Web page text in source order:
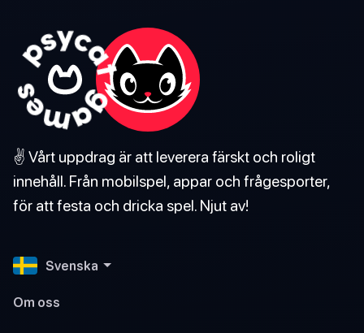
✌️ Vårt uppdrag är att leverera färskt och roligt
innehåll. Från mobilspel, appar och frågesporter,
för att festa och dricka spel. Njut av!
Svenska
Om oss